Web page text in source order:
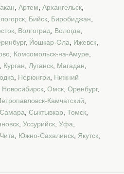
Артем Архангельск
Бийск Биробиджан
Волгоград Вологда
, Йошкар-Ола Ижевск
Комсомольск-на-Амуре
Курган Луганск Магадан
Нерюнгри
Нижний
Новосибирск Омск Оренбург,
Камчатский
Самара Сыктывкар Томск
Уссурийск Уфа
Чита Южно-Сахалинск Якутск